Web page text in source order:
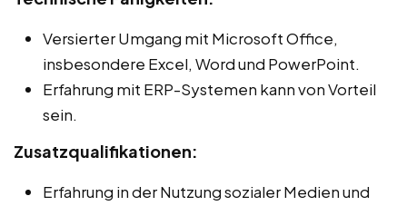
Versierter Umgang mit Microsoft Office,
insbesondere Excel, Word und PowerPoint.
Erfahrung mit ERP-Systemen kann von Vorteil
sein.
Zusatzqualifikationen:
Erfahrung in der Nutzung sozialer Medien und